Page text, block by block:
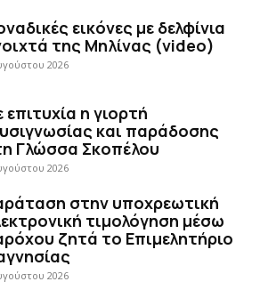
εικόνες με δελφίνια
της Μηλίνας (video)
2026
επιτυχία η γιορτή
και παράδοσης
Γλώσσα Σκοπέλου
2026
στην υποχρεωτική
τιμολόγηση μέσω
ζητά το Επιμελητήριο
2026